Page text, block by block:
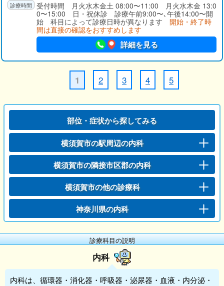
受付時間 月火水木金土 08:00〜11:00 月火水木金 13:0
0〜15:00 日・祝休診 診療午前9:00〜､午後14:00〜開
始 科目によって診療日時が異なります 開始・終了時
間は直接の確認をおすすめします
詳細を見る
1 2 3 4 5
部位・症状から探してみる
横須賀市の駅周辺の内科
横須賀市の隣接市区郡の内科
横須賀市の他の診療科
神奈川県の内科
診療科目の説明
内科
内科は、循環器・消化器・呼吸器・泌尿器・血液・内分泌・